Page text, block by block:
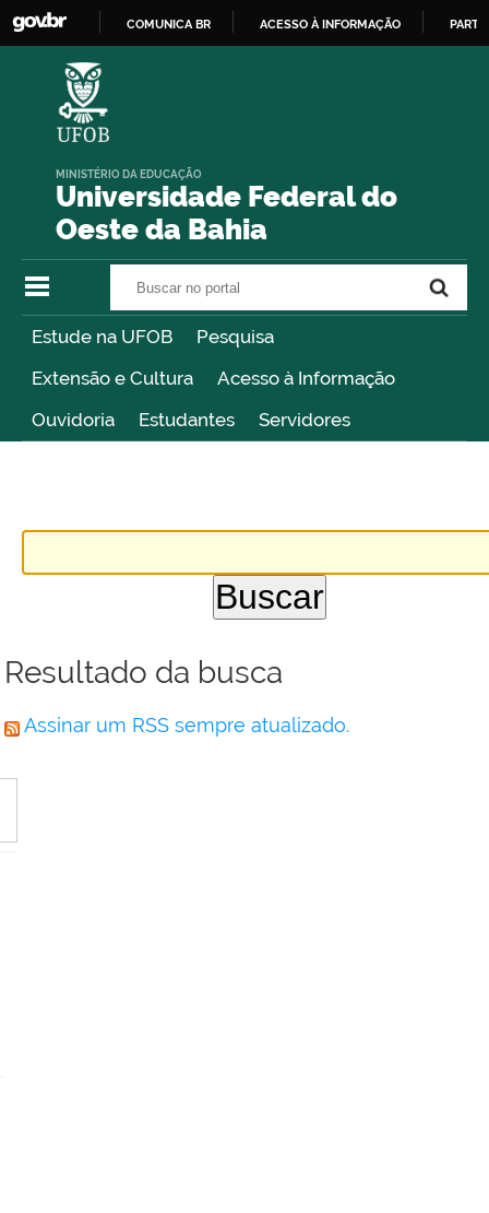
COMUNICA BR ACESSO À INFORMAÇÃO
Universidade Federal do
Oeste da Bahia
MINISTÉRIO DA EDUCAÇÃO
Estude na UFOB
Pesquisa
Extensão e Cultura
Acesso à Informação
Ouvidoria
Estudantes Servidores
Resultado da busca
Assinar um RSS sempre atualizado.